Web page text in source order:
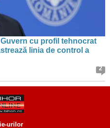
cu profil tehnocrat
linia de control a
2
urilor